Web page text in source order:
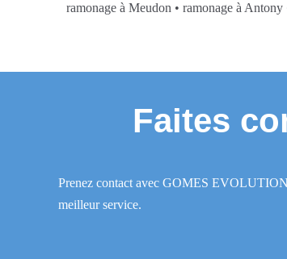
ramonage à Meudon • ramonage à
Faites
Prenez contact avec GOMES EVOLUTION
meilleur service.